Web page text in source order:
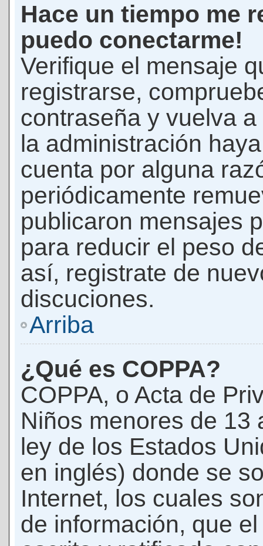
Hace un tiempo me
puedo conectarme!
Verifique el mensaje
registrarse,
contraseña y vuelva
la administración
cuenta por alguna
periódicamente
publicaron mensajes
para reducir el peso
así, registrate de
discuciones.
Arriba
¿Qué es COPPA?
COPPA, o Acta de
Niños menores de 13
ley de los Estados
en inglés) donde se
Internet, los cuales
de información, que